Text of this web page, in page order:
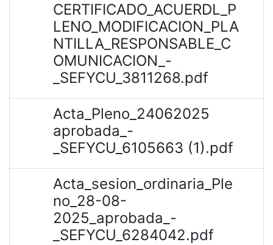
CERTIFICADO_ACUERDL_P
LENO_MODIFICACION_PLA
NTILLA_RESPONSABLE_C
OMUNICACION_-
_SEFYCU_3811268.pdf
Acta_Pleno_24062025
aprobada_-
_SEFYCU_6105663 (1).pdf
Acta_sesion_ordinaria_Ple
no_28-08-
2025_aprobada_-
_SEFYCU_6284042.pdf